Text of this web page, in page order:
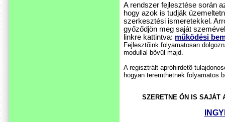
A rendszer fejlesztése során
hogy azok is tudják
szerkesztési ismeretekkel.
győződjön meg saját
linkre kattintva: működési
Fejlesztõink folyamatosan
modullal bõvül majd.
A regisztrált apróhirdetõ
hogyan teremthetnek folyamatos
SZERETNE ÖN IS SAJÁT